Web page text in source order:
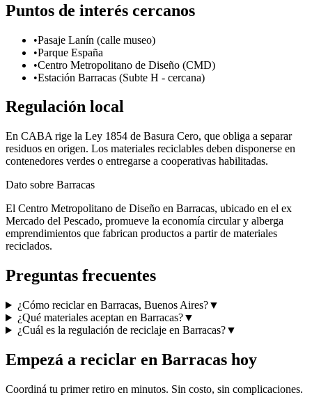
Puntos de interés cercanos
•Pasaje Lanín (calle museo)
•Parque España
•Centro Metropolitano de Diseño (CMD)
•Estación Barracas (Subte H - cercana)
Regulación local
En CABA rige la Ley 1854 de Basura Cero, que obliga a separar
residuos en origen. Los materiales reciclables deben disponerse en
contenedores verdes o entregarse a cooperativas habilitadas.
Dato sobre Barracas
El Centro Metropolitano de Diseño en Barracas, ubicado en el ex
Mercado del Pescado, promueve la economía circular y alberga
emprendimientos que fabrican productos a partir de materiales
reciclados.
Preguntas frecuentes
¿Cómo reciclar en Barracas, Buenos Aires?▼
¿Qué materiales aceptan en Barracas?▼
¿Cuál es la regulación de reciclaje en Barracas?▼
Empezá a reciclar en Barracas hoy
Coordiná tu primer retiro en minutos. Sin costo, sin complicaciones.